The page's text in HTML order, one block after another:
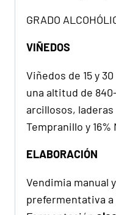
GRADO
VIÑEDOS
Viñedos de 15 y
una altitud de
arcillosos,
Tempranillo y 16%
ELABORACIÓN
Vendimia manual
prefermentativa